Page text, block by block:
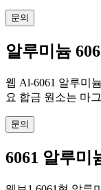
문의
알루미늄
웹 Al-6061 알루미
요 합금 원소는 마
문의
6061 알루미